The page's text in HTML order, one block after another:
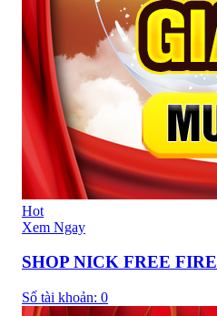
Hot
Xem Ngay
SHOP NICK FREE FIRE
Số tài khoản: 0